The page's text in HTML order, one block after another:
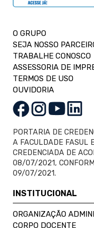
O GRUPO
SEJA NOSSO
TRABALHE CONOSCO
ASSESSORIA DE
TERMOS DE USO
OUVIDORIA
PORTARIA DE
A FACULDADE FASUL
CREDENCIADA DE
08/07/2021,
09/07/2021.
INSTITUCIONAL
ORGANIZAÇÃO
CORPO DOCENTE